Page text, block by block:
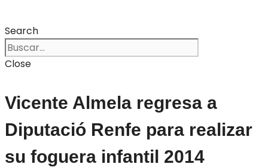
Search
Close
Vicente Almela regresa a
Diputació Renfe para realizar
su foguera infantil 2014